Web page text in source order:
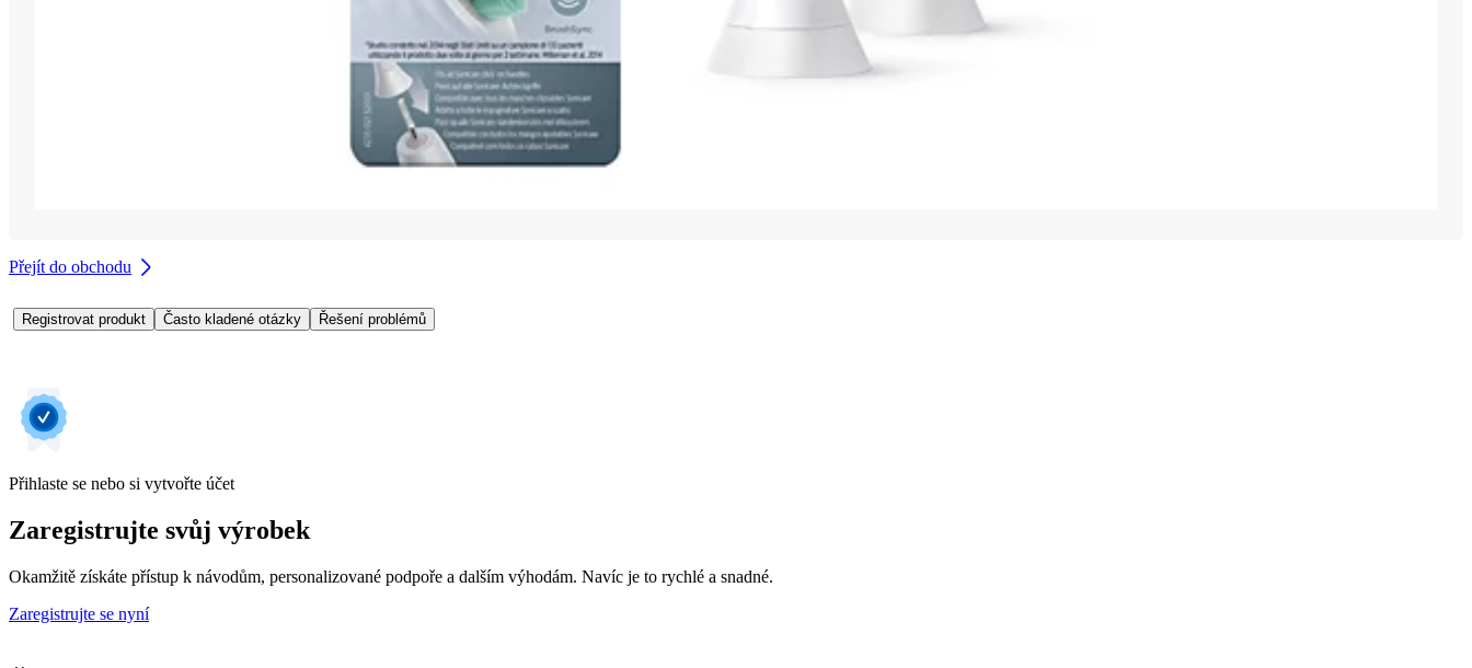
Přejít do obchodu
Registrovat produkt Často kladené otázky Řešení problémů
Přihlaste se nebo si vytvořte účet
Zaregistrujte svůj výrobek
Okamžitě získáte přístup k návodům, personalizované podpoře a dalším výhodám. Navíc je to rychlé a snadné.
Zaregistrujte se nyní